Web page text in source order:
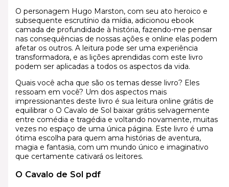
O personagem Hugo Marston, com seu ato heroico e
subsequente escrutínio da mídia, adicionou ebook
camada de profundidade à história, fazendo-me pensar
nas consequências de nossas ações e online elas podem
afetar os outros. A leitura pode ser uma experiência
transformadora, e as lições aprendidas com este livro
podem ser aplicadas a todos os aspectos da vida.
Quais você acha que são os temas desse livro? Eles
ressoam em você? Um dos aspectos mais
impressionantes deste livro é sua leitura online grátis de
equilibrar o O Cavalo de Sol baixar grátis selvagemente
entre comédia e tragédia e voltando novamente, muitas
vezes no espaço de uma única página. Este livro é uma
ótima escolha para quem ama histórias de aventura,
magia e fantasia, com um mundo único e imaginativo
que certamente cativará os leitores.
O Cavalo de Sol pdf